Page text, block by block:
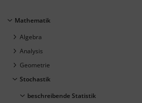
Mathematik
Algebra
Analysis
Geometrie
Stochastik
beschreibende Statistik